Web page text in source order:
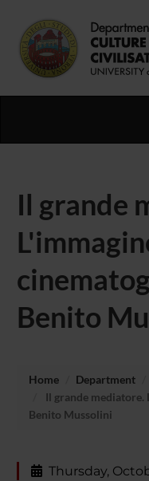
Il grande
Benito
Home Department
Il grande mediatore.
Benito Mussolini
Thursday,